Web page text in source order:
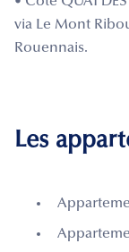
via Le Mont
Rouennais.
Les